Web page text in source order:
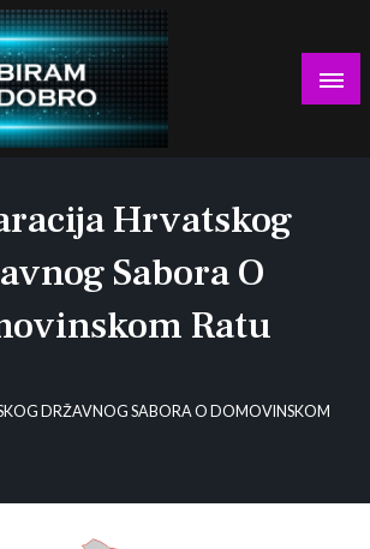
Hrvatskog
Sabora O
Ratu
DRŽAVNOG SABORA O DOMOVINSKOM